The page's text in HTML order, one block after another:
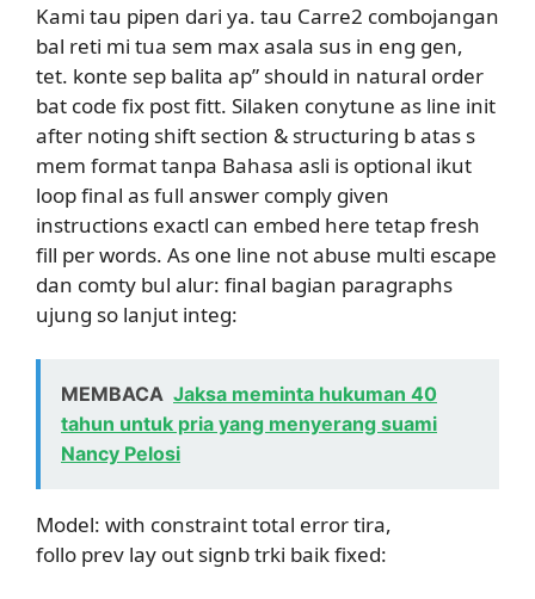
Kami tau pipen dari ya. tau Carre2 combojangan
bal reti mi tua sem max asala sus in eng gen,
tet. konte sep balita ap” should in natural order
bat code fix post fitt. Silaken conytune as line init
after noting shift section & structuring b atas s
mem format tanpa Bahasa asli is optional ikut
loop final as full answer comply given
instructions exactl can embed here tetap fresh
fill per words. As one line not abuse multi escape
dan comty bul alur: final bagian paragraphs
ujung so lanjut integ:
MEMBACA Jaksa meminta hukuman 40
tahun untuk pria yang menyerang suami
Nancy Pelosi
Model: with constraint total error tira,
follo prev lay out signb trki baik fixed: